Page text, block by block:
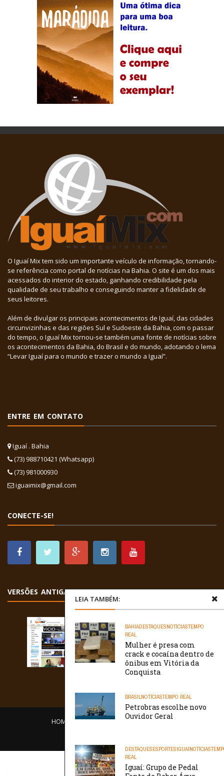
LEIA TAMBÉM:
BAHIADESTAQUESNOTÍCIASTEMPO
REAL
Mulher é presa com
crack e cocaína dentro de
ônibus em Vitória da
Conquista
BRASILNOTÍCIASTEMPO REAL
Petrobras escolhe novo
Ouvidor Geral
DESTAQUESESPORTESIGUAÍNOTÍCIAS
REAL
Iguaí: Grupo de Pedal
O Iguaí Mix tem sido um importante veículo de informação, tornando-
se referência como portal de notícias na Bahia. O site é um dos mais
acessados do interior do estado, ganhando credibilidade pela
qualidade de seu trabalho e conseguindo manter a fidelidade de
seus leitores.
Além de divulgar os principais acontecimentos de Iguaí, das cidades
circunvizinhas e das regiões Sul e Sudoeste da Bahia, com o passar
do tempo, o Iguaí Mix tornou-se também uma fonte de notícias sobre
os acontecimentos da Bahia, do Brasil e do mundo, adotando o lema
“Levar Iguaí para o mundo e trazer o mundo a Iguaí”.
ENTRE EM CONTATO
Iguaí . Bahia
(73) 988710421 (Whatsapp)
(73) 981000930
iguaimix@gmail.com
CONECTE-SE!
VERSÕES ANTIGAS
HOME EQUIPE O PORTAL CONTATO